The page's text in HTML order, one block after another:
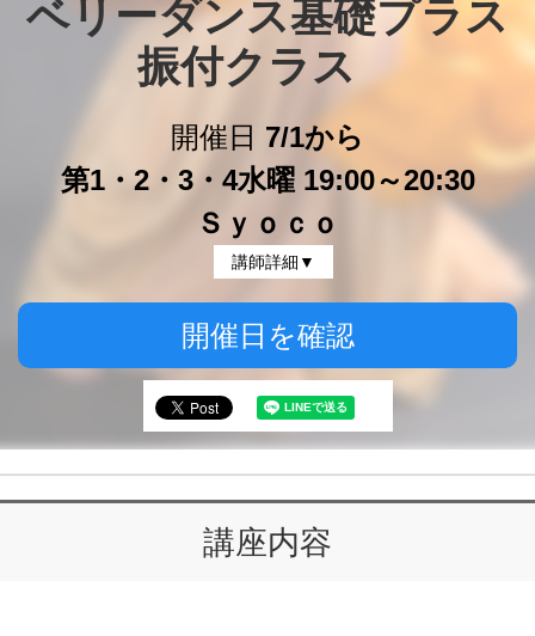
ベリーダンス基礎プラス
振付クラス
開催日 7/1から
第1・2・3・4水曜 19:00～20:30
Ｓｙｏｃｏ
講師詳細▼
開催日を確認
講座内容